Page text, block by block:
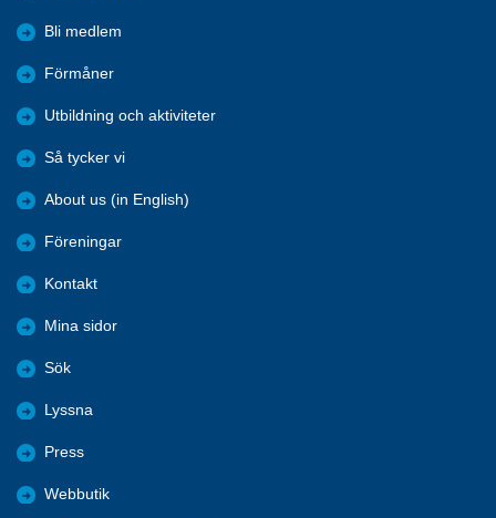
Bli medlem
Förmåner
Utbildning och aktiviteter
Så tycker vi
About us (in English)
Föreningar
Kontakt
Mina sidor
Sök
Lyssna
Press
Webbutik